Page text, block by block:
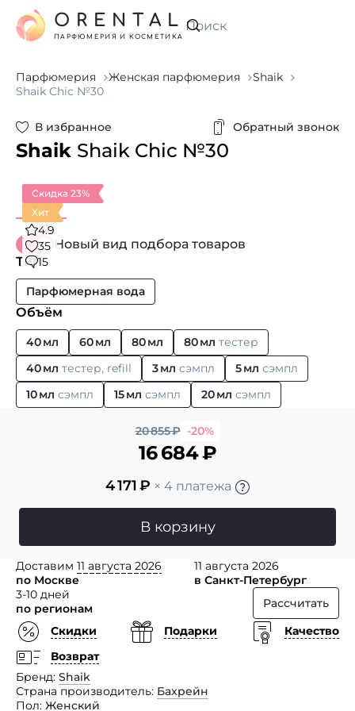
Искать
ORENTAL
ПАРФЮМЕРИЯ И КОСМЕТИКА
Парфюмерия Женская парфюмерия
Shaik
Shaik Chic №30
В избранное Обратный звонок
Shaik Shaik Chic №30
Скидка 23%
Хит
4.9
35
15
Новый вид подбора товаров
Тип
Парфюмерная вода
Объём
40 мл 60 мл 80 мл 80 мл тестер
40 мл тестер, refill 3 мл сэмпл 5 мл сэмпл
10 мл сэмпл 15 мл сэмпл 20 мл сэмпл
20 855₽ -20%
16 684₽
4 171₽ × 4 платежа
В корзину
Доставим 11 августа 2026
по Москве
11 августа 2026
в Санкт-Петербург
3-10 дней
по регионам
Рассчитать
Скидки
Подарки
Качество
Возврат
Бренд Shaik
Страна производитель Бахрейн
Пол Женский